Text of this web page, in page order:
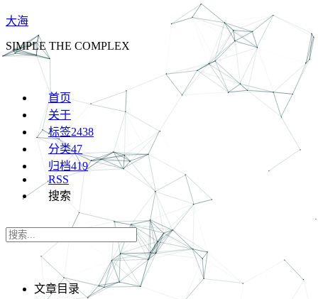
大海
SIMPLE THE COMPLEX
首页
关于
标签2438
分类47
归档419
RSS
搜索
文章目录